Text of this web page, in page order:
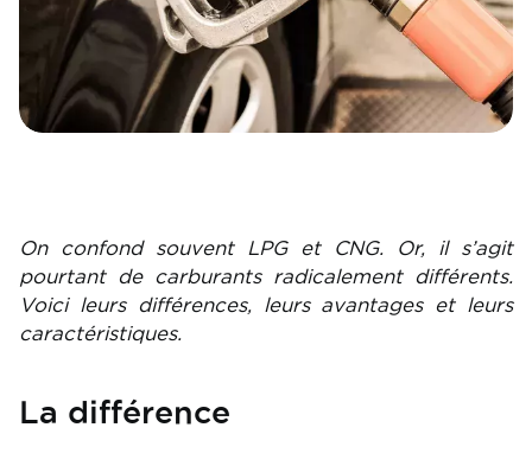
On confond souvent LPG et CNG. Or, il s’agit
pourtant de carburants radicalement différents.
Voici leurs différences, leurs avantages et leurs
caractéristiques.
La différence